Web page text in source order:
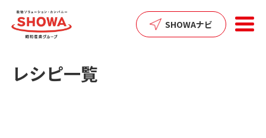
SHOWAナビ
レシピ一覧